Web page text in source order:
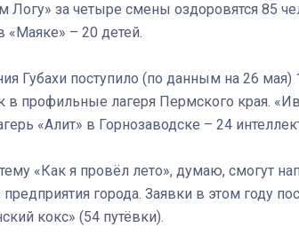
за четыре смены оздоровятся 85
– 20 детей.
Губахи поступило (по данным на 26 мая)
в профильные лагеря Пермского края.
«Алит» в Горнозаводске – 24
«Как я провёл лето», думаю, смогут
города. Заявки в этом году
кокс» (54 путёвки).